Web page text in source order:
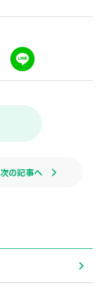
i
e
次の記事へ